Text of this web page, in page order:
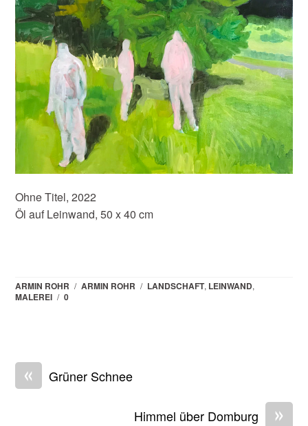
Ohne Titel, 2022
Öl auf Leinwand, 50 x 40 cm
ARMIN ROHR / ARMIN ROHR / LANDSCHAFT, LEINWAND,
MALEREI / 0
« Grüner Schnee
»
Himmel über Domburg